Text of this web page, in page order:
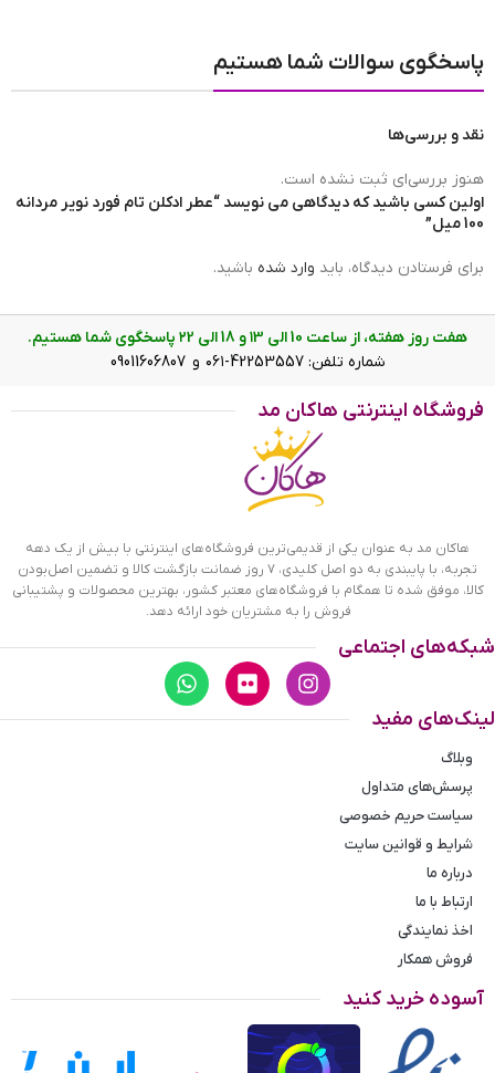
مناسب برای
پاسخگوی سوالات شما هستیم
نقد و بررسی‌ها
هنوز بررسی‌ای ثبت نشده است.
اولین کسی باشید که دیدگاهی می نویسد “عطر ادکلن تام فورد نویر مردانه
100 میل”
برای فرستادن دیدگاه، باید وارد شده باشید.
هفت روز هفته، از ساعت 10 الی ۱3 و 18 الی ۲2 پاسخگوی شما هستیم.
شماره تلفن: 42253557-۰۶۱ و 09011606807
فروشگاه اینترنتی هاکان مد
هاکان مد به عنوان یکی از قدیمی‌ترین فروشگاه‌های اینترنتی با بیش از یک دهه
تجربه، با پایبندی به دو اصل کلیدی، ۷ روز ضمانت بازگشت کالا و تضمین اصل‌بودن
کالا، موفق شده تا همگام با فروشگاه‌های معتبر کشور، بهترین محصولات و پشتیبانی
فروش را به مشتریان خود ارائه دهد.
شبکه‌های اجتماعی
لینک‌های مفید
وبلاگ
پرسش‌های متداول
سیاست حریم خصوصی
شرایط و قوانین سایت
درباره ما
ارتباط با ما
اخذ نمایندگی
فروش همکار
آسوده خرید کنید